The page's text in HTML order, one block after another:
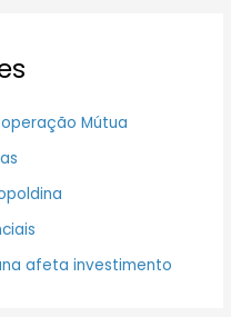
Mútua
afeta investimento